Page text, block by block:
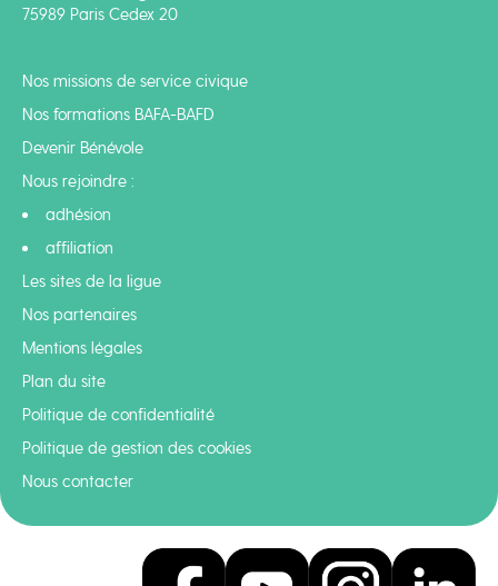
75989 Paris Cedex 20
Nos missions de service civique
Nos formations BAFA-BAFD
Devenir Bénévole
Nous rejoindre :
adhésion
affiliation
Les sites de la ligue
Nos partenaires
Mentions légales
Plan du site
Politique de confidentialité
Politique de gestion des cookies
Nous contacter